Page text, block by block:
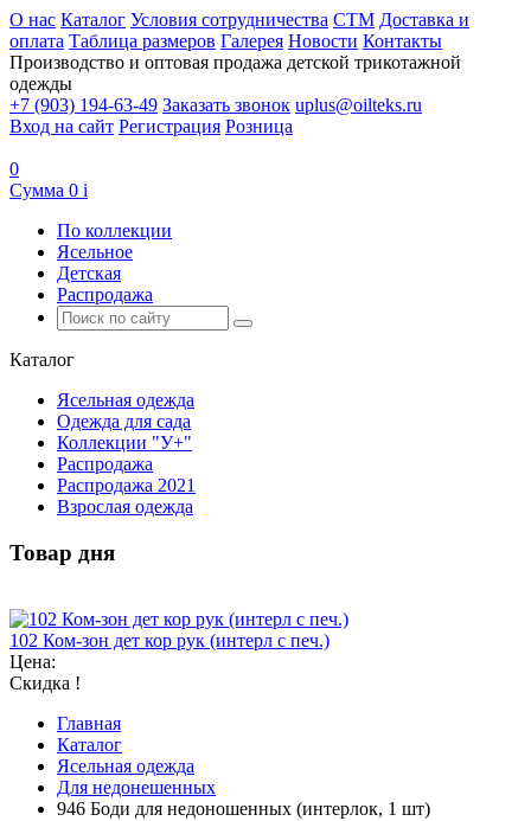
О нас Каталог Условия сотрудничества CTM Доставка и
оплата Таблица размеров Галерея Новости Контакты
Производство и оптовая продажа детской трикотажной
одежды
+7 (903) 194-63-49 Заказать звонок uplus@oilteks.ru
Вход на сайт Регистрация Розница
0
Сумма 0 i
По коллекции
Ясельное
Детская
Распродажа
Каталог
Ясельная одежда
Одежда для сада
Коллекции "У+"
Распродажа
Распродажа 2021
Взрослая одежда
Товар дня
102 Ком-зон дет кор рук (интерл с печ.)
Цена:
Скидка !
Главная
Каталог
Ясельная одежда
Для недонешенных
946 Боди для недоношенных (интерлок, 1 шт)